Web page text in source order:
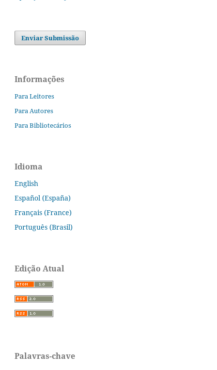
Enviar Submissão
Informações
Para Leitores
Para Autores
Para Bibliotecários
Idioma
English
Español (España)
Français (France)
Português (Brasil)
Edição Atual
Palavras-chave